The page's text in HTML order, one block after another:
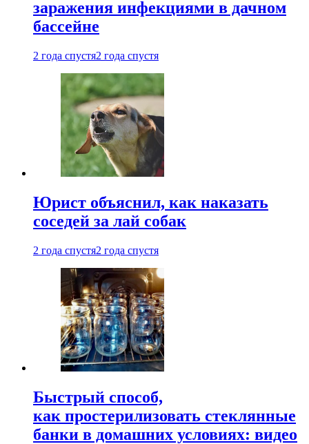
заражения инфекциями в дачном
бассейне
2 года спустя2 года спустя
Юрист объяснил, как наказать
соседей за лай собак
2 года спустя2 года спустя
Быстрый способ,
как простерилизовать стеклянные
банки в домашних условиях: видео